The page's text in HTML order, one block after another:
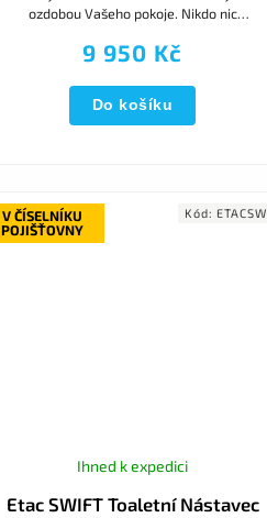
9 950 Kč
Do košíku
ozdobou Vašeho pokoje. Nikdo nic
toaletní sedátko, odnímatelný...
V ČÍSELNÍKU
POJIŠŤOVNY
Etac SWIFT Toaletní Nástavec
Ihned k expedici
Kód: ETACSW